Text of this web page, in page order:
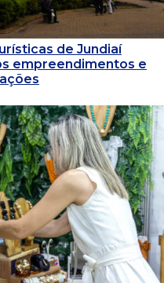
de Jundiaí
empreendimentos e